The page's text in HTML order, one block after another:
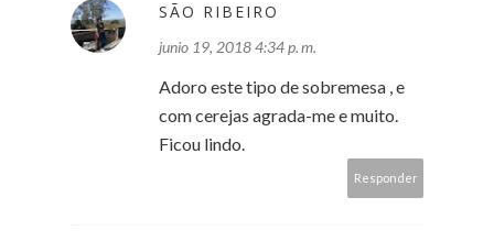
SÃO RIBEIRO
junio 19, 2018 4:34 p. m.
Adoro este tipo de sobremesa , e
com cerejas agrada-me e muito.
Ficou lindo.
Responder